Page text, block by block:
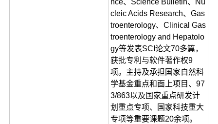
nce、Science Bulletin、Nu
cleic Acids Research、Gas
troenterology、Clinical Gas
troenterology and Hepatolo
gy等发表SCI论文70多篇，
获批专利与软件著作权9
项。主持及承担国家自然科
学基金重点和面上项目、97
3/863以及国家重点研发计
划重点专项、国家科技重大
专项等重要课题20余项。